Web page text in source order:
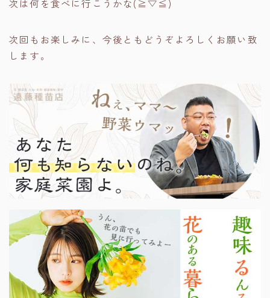
次は何を食べに行こうかな(≧▽≦)
次回もお楽しみに、今後ともどうぞよろしくお願い致
します。